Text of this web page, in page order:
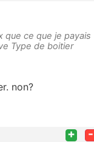
que ce que je payais
Type de boitier
non?
+ -